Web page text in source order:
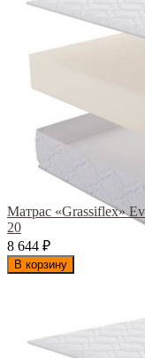
Матрас «Grassiflex»
20
8 644 ₽
В корзину